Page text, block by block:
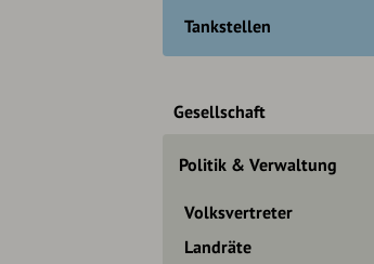
Tankstellen
Gesellschaft
Politik & Verwaltung
Volksvertreter
Landräte